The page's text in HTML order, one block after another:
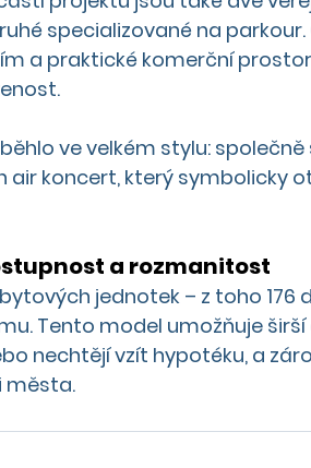
specializované na
a praktické komerční
ve velkém stylu: společně
air koncert, který symbolicky
a rozmanitost
jednotek – z toho 176
Tento model umožňuje
nechtějí vzít hypotéku, a
města.